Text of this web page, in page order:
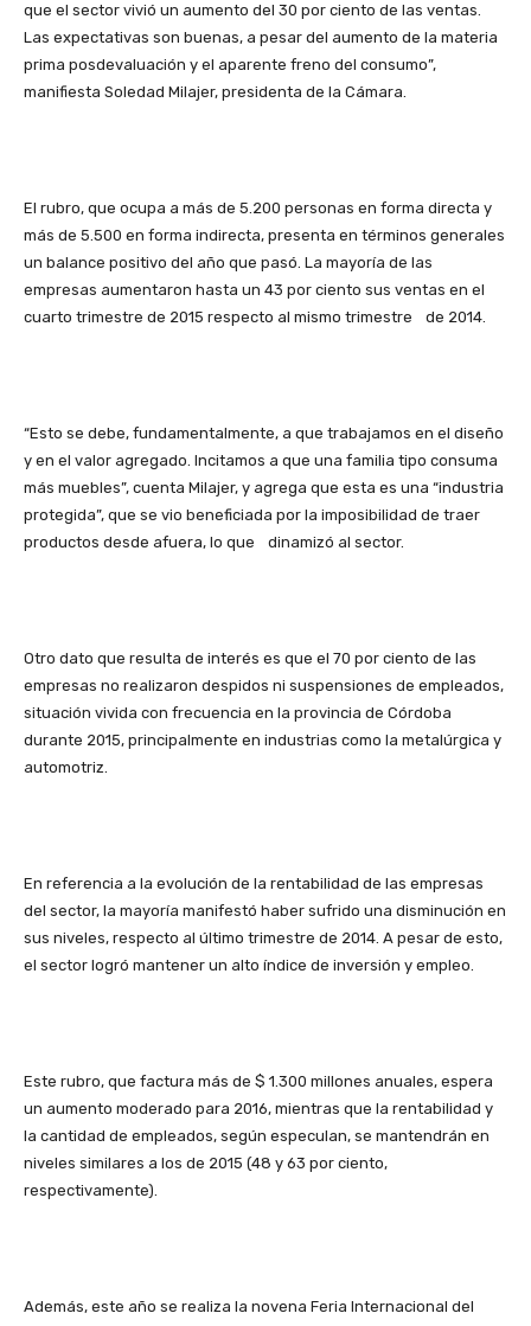
que el sector vivió un aumento del 30 por ciento de las ventas.
Las expectativas son buenas, a pesar del aumento de la materia
prima posdevaluación y el aparente freno del consumo”,
manifiesta Soledad Milajer, presidenta de la Cámara.
El rubro, que ocupa a más de 5.200 personas en forma directa y
más de 5.500 en forma indirecta, presenta en términos generales
un balance positivo del año que pasó. La mayoría de las
empresas aumentaron hasta un 43 por ciento sus ventas en el
cuarto trimestre de 2015 respecto al mismo trimestre de 2014.
“Esto se debe, fundamentalmente, a que trabajamos en el diseño
y en el valor agregado. Incitamos a que una familia tipo consuma
más muebles”, cuenta Milajer, y agrega que esta es una “industria
protegida”, que se vio beneficiada por la imposibilidad de traer
productos desde afuera, lo que dinamizó al sector.
Otro dato que resulta de interés es que el 70 por ciento de las
empresas no realizaron despidos ni suspensiones de empleados,
situación vivida con frecuencia en la provincia de Córdoba
durante 2015, principalmente en industrias como la metalúrgica y
automotriz.
En referencia a la evolución de la rentabilidad de las empresas
del sector, la mayoría manifestó haber sufrido una disminución en
sus niveles, respecto al último trimestre de 2014. A pesar de esto,
el sector logró mantener un alto índice de inversión y empleo.
Este rubro, que factura más de $ 1.300 millones anuales, espera
un aumento moderado para 2016, mientras que la rentabilidad y
la cantidad de empleados, según especulan, se mantendrán en
niveles similares a los de 2015 (48 y 63 por ciento,
respectivamente).
Además, este año se realiza la novena Feria Internacional del